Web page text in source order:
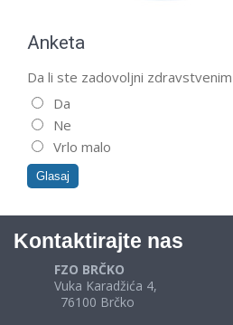
Anketa
Da li ste zadovoljni zdravstvenim
Da
Ne
Vrlo malo
Kontaktirajte nas
FZO BRČKO
Vuka Karadžića 4,
76100 Brčko